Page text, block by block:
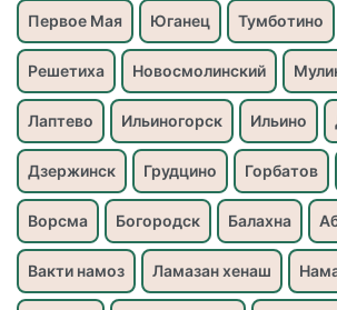
Первое Мая Юганец Тумботино
Решетиха Новосмолинский
Лаптево Ильиногорск Ильино
Дзержинск Грудцино Горбатов
Ворсма Богородск Балахна
Вакти намоз Ламазан хенаш